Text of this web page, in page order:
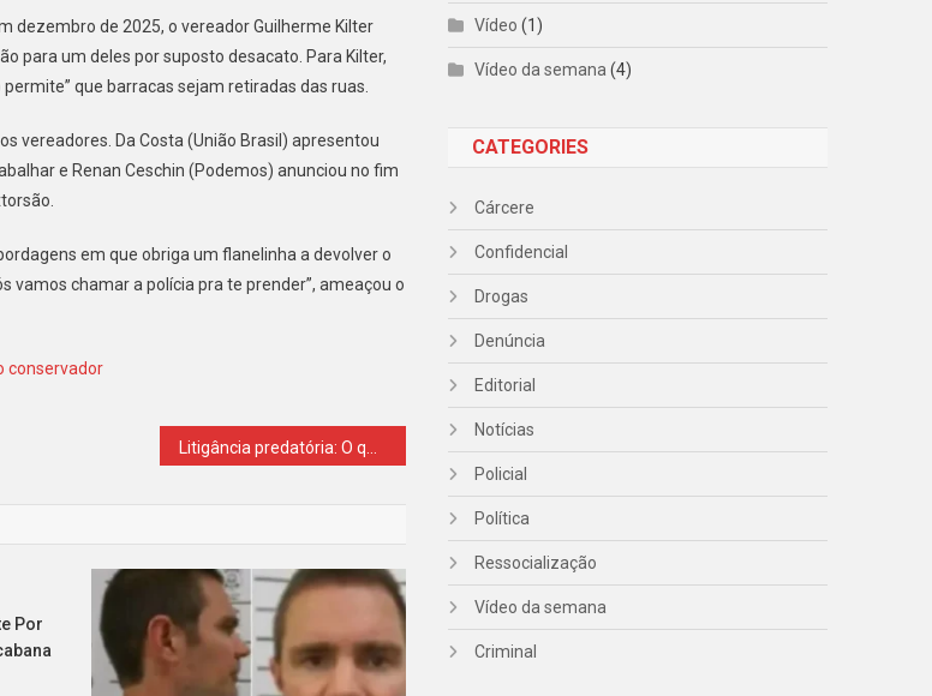
dezembro de 2025, o vereador Guilherme Kilter
para um deles por suposto desacato. Para Kilter,
que barracas sejam retiradas das ruas.
vereadores. Da Costa (União Brasil) apresentou
e Renan Ceschin (Podemos) anunciou no fim
em que obriga um flanelinha a devolver o
vamos chamar a polícia pra te prender”, ameaçou o
conservador
Por
Vídeo (1)
Vídeo da semana (4)
CATEGORIES
Cárcere
Confidencial
Drogas
Denúncia
Editorial
Notícias
Policial
Política
Ressocialização
Vídeo da semana
Criminal